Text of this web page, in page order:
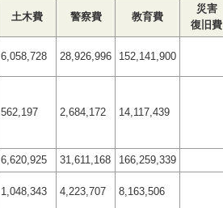
土木費 警察費 教育費
災害
復旧費
6,058,728 28,926,996 152,141,900
562,197 2,684,172 14,117,439
6,620,925 31,611,168 166,259,339
1,048,343 4,223,707 8,163,506